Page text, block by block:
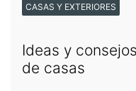
CASAS Y EXTERIORES
Ideas y
de casas